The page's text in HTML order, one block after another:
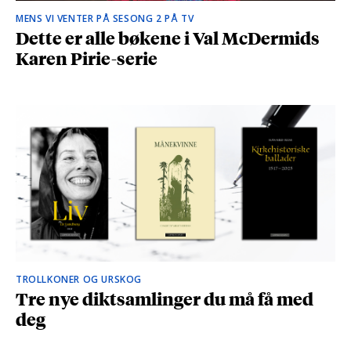
MENS VI VENTER PÅ SESONG 2 PÅ TV
Dette er alle bøkene i Val McDermids
Karen Pirie-serie
TROLLKONER OG URSKOG
Tre nye diktsamlinger du må få med
deg